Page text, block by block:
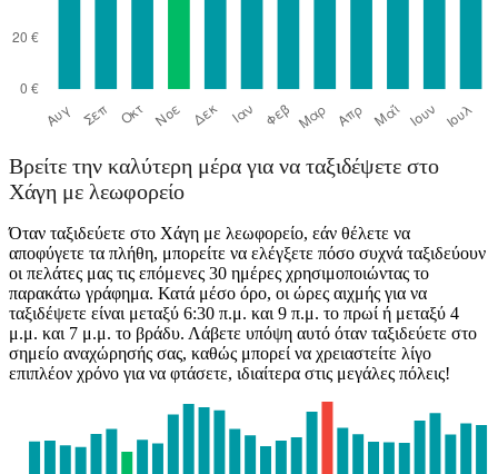
Βρείτε την καλύτερη μέρα για να ταξιδέψετε στο
Χάγη με λεωφορείο
Όταν ταξιδεύετε στο Χάγη με λεωφορείο, εάν θέλετε να
αποφύγετε τα πλήθη, μπορείτε να ελέγξετε πόσο συχνά ταξιδεύουν
οι πελάτες μας τις επόμενες 30 ημέρες χρησιμοποιώντας το
παρακάτω γράφημα. Κατά μέσο όρο, οι ώρες αιχμής για να
ταξιδέψετε είναι μεταξύ 6:30 π.μ. και 9 π.μ. το πρωί ή μεταξύ 4
μ.μ. και 7 μ.μ. το βράδυ. Λάβετε υπόψη αυτό όταν ταξιδεύετε στο
σημείο αναχώρησής σας, καθώς μπορεί να χρειαστείτε λίγο
επιπλέον χρόνο για να φτάσετε, ιδιαίτερα στις μεγάλες πόλεις!